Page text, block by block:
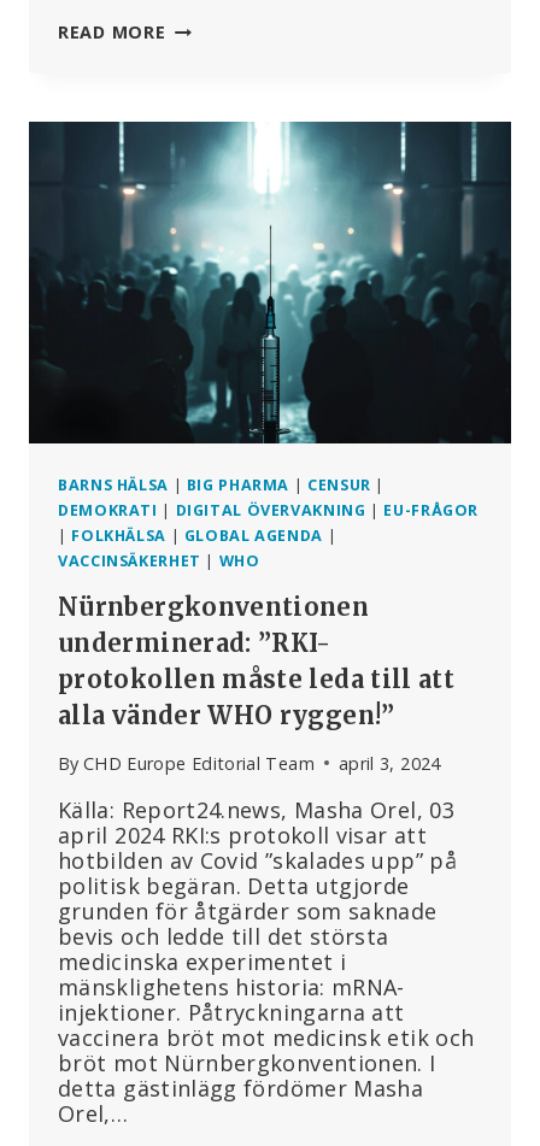
READ MORE RSV:
SJUKHUS
INFÖRDE
VACCINATION
BARNS HÄLSA | BIG PHARMA | CENSUR |
DEMOKRATI | DIGITAL ÖVERVAKNING | EU-FRÅGOR
| FOLKHÄLSA | GLOBAL AGENDA |
VACCINSÄKERHET | WHO
Nürnbergkonventionen
underminerad: ”RKI-
protokollen måste leda till att
alla vänder WHO ryggen!”
By CHD Europe Editorial Team april 3, 2024
Källa: Report24.news, Masha Orel, 03
april 2024 RKI:s protokoll visar att
hotbilden av Covid ”skalades upp” på
politisk begäran. Detta utgjorde
grunden för åtgärder som saknade
bevis och ledde till det största
medicinska experimentet i
mänsklighetens historia: mRNA-
injektioner. Påtryckningarna att
vaccinera bröt mot medicinsk etik och
bröt mot Nürnbergkonventionen. I
detta gästinlägg fördömer Masha
Orel,…